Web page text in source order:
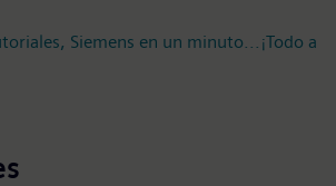
Siemens en un minuto...¡Todo a